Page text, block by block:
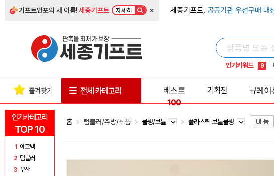
기프트인포의 새 이름!세종기프트 자세히 × 세종기프트, 공공기관 우선구매 대
인기키워드
6
9
10
인기카테고리
TOP 10
1 에코백
2 텀블러
3 우산
즐겨찾기 전체 카테고리
베스트
100
기획전 큐레이
홈 텀블러/주방/식품 물병/보틀 플라스틱 보틀물병